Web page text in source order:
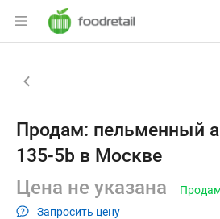
Раздел навигации по
Объявление:
Навигация и
Назад к списку объявлений
Продам: пельменный
135-5b в Москве
Цена не указана
Запросить цену